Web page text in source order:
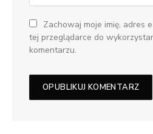
Zachowaj moje imię, adres
tej przeglądarce do
komentarzu.